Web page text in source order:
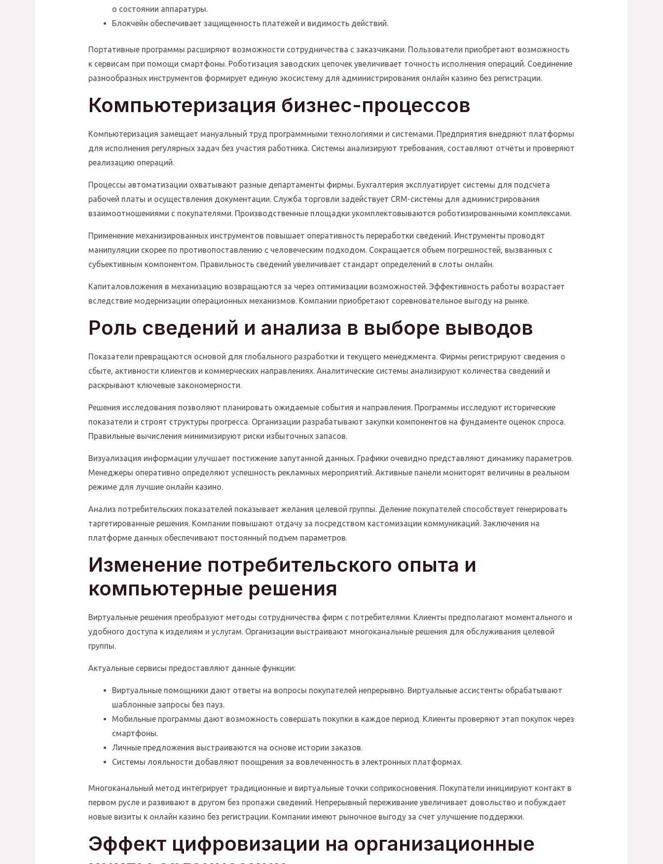
о состоянии аппаратуры.
Блокчейн обеспечивает защищенность платежей и видимость действий.
Портативные программы расширяют возможности сотрудничества с заказчиками. Пользователи приобретают возможность
к сервисам при помощи смартфоны. Роботизация заводских цепочек увеличивает точность исполнения операций. Соединение
разнообразных инструментов формирует единую экосистему для администрирования онлайн казино без регистрации.
Компьютеризация бизнес-процессов
Компьютеризация замещает мануальный труд программными технологиями и системами. Предприятия внедряют платформы
для исполнения регулярных задач без участия работника. Системы анализируют требования, составляют отчёты и проверяют
реализацию операций.
Процессы автоматизации охватывают разные департаменты фирмы. Бухгалтерия эксплуатирует системы для подсчета
рабочей платы и осуществления документации. Служба торговли задействует CRM-системы для администрирования
взаимоотношениями с покупателями. Производственные площадки укомплектовываются роботизированными комплексами.
Применение механизированных инструментов повышает оперативность переработки сведений. Инструменты проводят
манипуляции скорее по противопоставлению с человеческим подходом. Сокращается объем погрешностей, вызванных с
субъективным компонентом. Правильность сведений увеличивает стандарт определений в слоты онлайн.
Капиталовложения в механизацию возвращаются за через оптимизации возможностей. Эффективность работы возрастает
вследствие модернизации операционных механизмов. Компании приобретают соревновательное выгоду на рынке.
Роль сведений и анализа в выборе выводов
Показатели превращаются основой для глобального разработки и текущего менеджмента. Фирмы регистрируют сведения о
сбыте, активности клиентов и коммерческих направлениях. Аналитические системы анализируют количества сведений и
раскрывают ключевые закономерности.
Решения исследования позволяют планировать ожидаемые события и направления. Программы исследуют исторические
показатели и строят структуры прогресса. Организации разрабатывают закупки компонентов на фундаменте оценок спроса.
Правильные вычисления минимизируют риски избыточных запасов.
Визуализация информации улучшает постижение запутанной данных. Графики очевидно представляют динамику параметров.
Менеджеры оперативно определяют успешность рекламных мероприятий. Активные панели мониторят величины в реальном
режиме для лучшие онлайн казино.
Анализ потребительских показателей показывает желания целевой группы. Деление покупателей способствует генерировать
таргетированные решения. Компании повышают отдачу за посредством кастомизации коммуникаций. Заключения на
платформе данных обеспечивают постоянный подъем параметров.
Изменение потребительского опыта и
компьютерные решения
Виртуальные решения преобразуют методы сотрудничества фирм с потребителями. Клиенты предполагают моментального и
удобного доступа к изделиям и услугам. Организации выстраивают многоканальные решения для обслуживания целевой
группы.
Актуальные сервисы предоставляют данные функции:
Виртуальные помощники дают ответы на вопросы покупателей непрерывно. Виртуальные ассистенты обрабатывают
шаблонные запросы без пауз.
Мобильные программы дают возможность совершать покупки в каждое период. Клиенты проверяют этап покупок через
смартфоны.
Личные предложения выстраиваются на основе истории заказов.
Системы лояльности добавляют поощрения за вовлеченность в электронных платформах.
Многоканальный метод интегрирует традиционные и виртуальные точки соприкосновения. Покупатели инициируют контакт в
первом русле и развивают в другом без пропажи сведений. Непрерывный переживание увеличивает довольство и побуждает
новые визиты к онлайн казино без регистрации. Компании имеют рыночное выгоду за счет улучшение поддержки.
Эффект цифровизации на организационные